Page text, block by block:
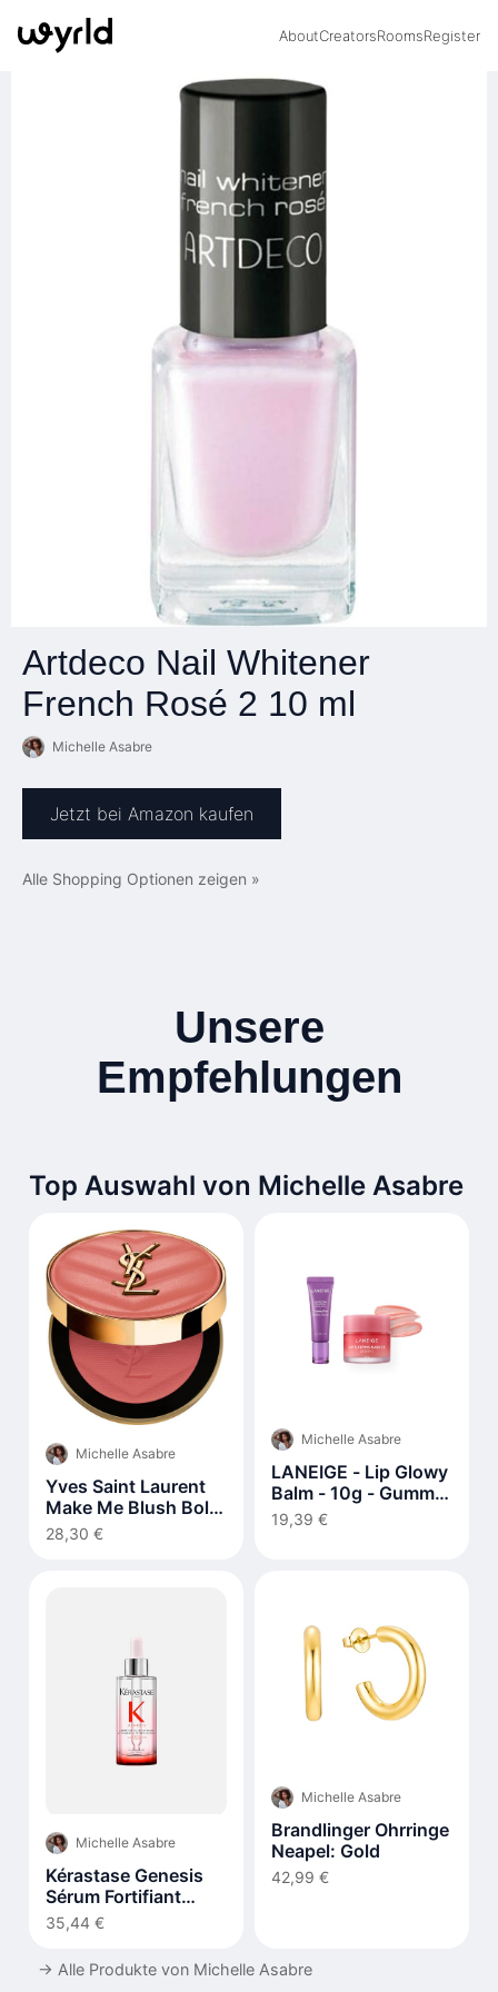
AboutCreatorsRoomsRegister
Artdeco Nail Whitener
French Rosé 2 10 ml
Michelle Asabre
Jetzt bei Amazon kaufen
Alle Shopping Optionen zeigen »
Unsere
Empfehlungen
Top Auswahl von Michelle Asabre
Michelle Asabre
Yves Saint Laurent
Make Me Blush Bold
Blurring Blush 5 g 37
Peachy Nude
28,30 €
Michelle Asabre
LANEIGE - Lip Glowy
Balm - 10g - Gummy
Bear (1ea) X Lip
Sleeping Mask EX -
19,39 €
Michelle Asabre
Kérastase Genesis
Sérum Fortifiant
Anti-Chute 90ml
35,44 €
Michelle Asabre
Brandlinger Ohrringe
Neapel: Gold
42,99 €
→ Alle Produkte von Michelle Asabre